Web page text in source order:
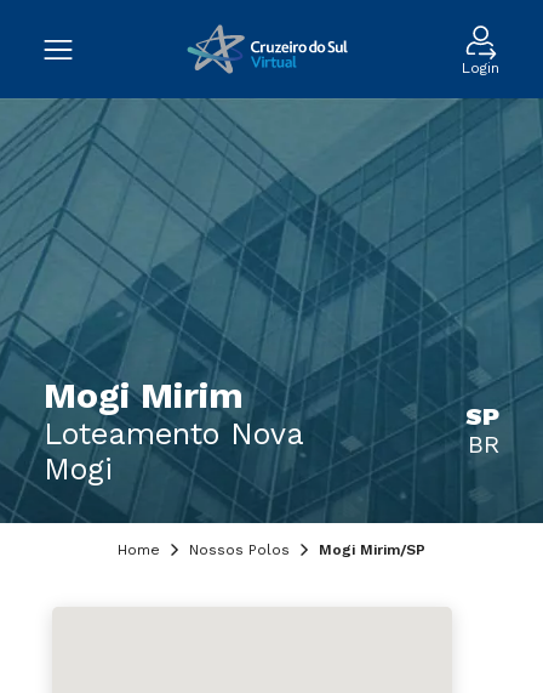
Login
Mogi Mirim
Loteamento Nova
Mogi
SP
BR
Home Nossos Polos Mogi Mirim/SP